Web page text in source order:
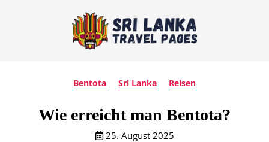
Bentota Sri Lanka Reisen
Wie erreicht man Bentota?
25. August 2025